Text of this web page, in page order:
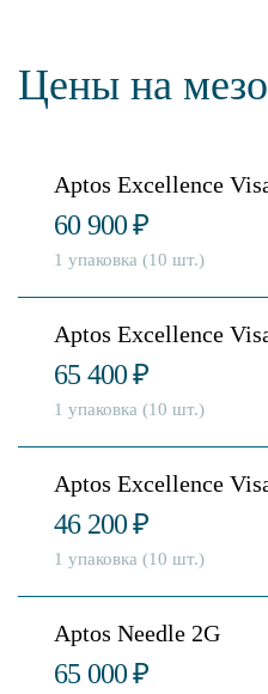
Цены на
Aptos Excellence
60 900₽
1 упаковка (10 шт.)
Aptos Excellence
65 400₽
1 упаковка (10 шт.)
Aptos Excellence
46 200₽
1 упаковка (10 шт.)
Aptos Needle 2G
65 000₽